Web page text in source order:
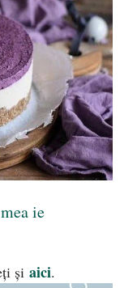
ie
și aici.